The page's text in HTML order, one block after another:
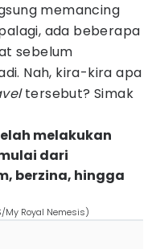
memancing
ada beberapa
sebelum
Nah, kira-kira apa
tersebut? Simak
melakukan
dari
berzina, hingga
My Royal Nemesis)